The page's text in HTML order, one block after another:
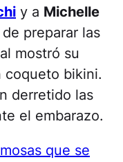
y a Michelle
preparar las
mostró su
coqueto bikini.
derretido las
el embarazo.
que se